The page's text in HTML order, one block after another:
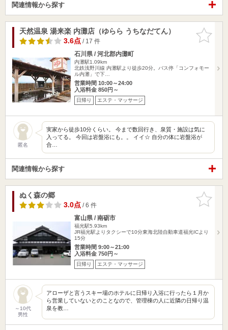
関連情報から探す
お気に入
りに追加
天然温泉 湯来楽 内灘店（ゆらら うちなだてん）
3.6点/ 17 件
石川県 / 河北郡内灘町
内灘駅1.09km
北鉄浅野川線 内灘駅より徒歩20分。バス停「コンフォモー
ル内灘」で下…
営業時間 10:00～24:00
入浴料金 850円～
日帰り エステ・マッサージ
匿名
実家から徒歩10分くらい。 今まで数回行き、泉質・施設は気に
入ってる。 今回は岩盤浴にも。。 イイ☆ 自分の体に岩盤浴が
合…
関連情報から探す
お気に入
りに追加
ぬく森の郷
3.0点/ 6 件
富山県 / 南砺市
福光駅5.93km
JR福光駅よりタクシーで10分東海北陸自動車道福光ICより
15分
営業時間 9:00～21:00
入浴料金 750円～
日帰り エステ・マッサージ
～10代
男性
アローザと言うスキー場のホテルに日帰り入浴に行ったら１月か
ら営業していないとのことなので、管理棟の人に近隣の日帰り温
泉を教…